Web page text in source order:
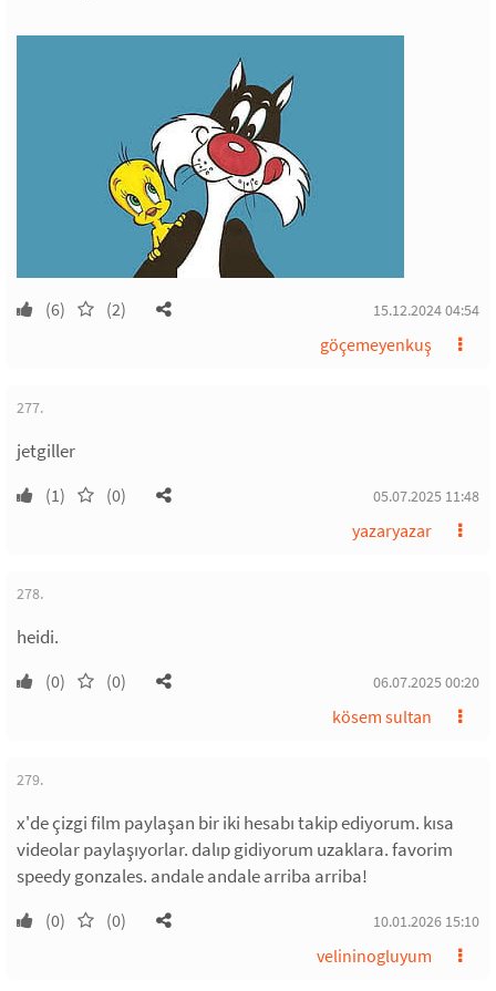
(6) (2) 15.12.2024 04:54
göçemeyenkuş
277.
jetgiller
(1) (0) 05.07.2025 11:48
yazaryazar
278.
heidi.
(0) (0) 06.07.2025 00:20
kösem sultan
279.
x'de çizgi film paylaşan bir iki hesabı takip ediyorum. kısa
videolar paylaşıyorlar. dalıp gidiyorum uzaklara. favorim
speedy gonzales. andale andale arriba arriba!
(0) (0) 10.01.2026 15:10
velininogluyum